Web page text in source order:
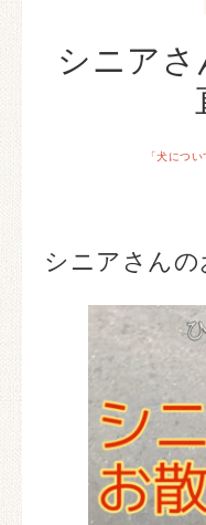
シニア
「犬につい
シニアさんの